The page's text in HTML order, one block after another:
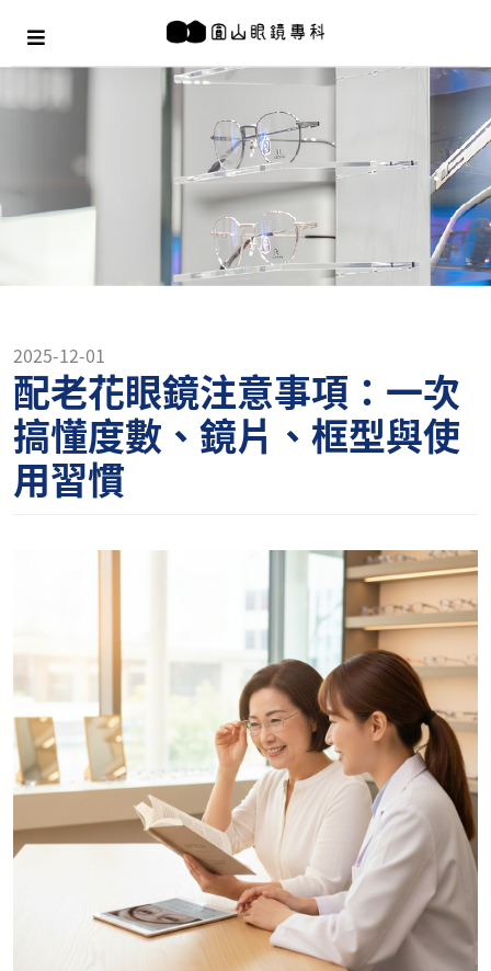
2025-12-01
配老花眼鏡注意事項：一次
搞懂度數、鏡片、框型與使
用習慣